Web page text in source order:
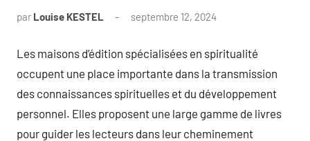
par Louise KESTEL septembre 12, 2024
Les maisons d’édition spécialisées en spiritualité
occupent une place importante dans la transmission
des connaissances spirituelles et du développement
personnel. Elles proposent une large gamme de livres
pour guider les lecteurs dans leur cheminement